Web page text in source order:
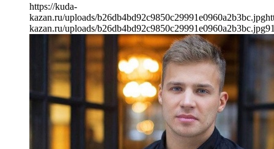
https://kuda-
kazan.ru/uploads/b26db4bd92c9850c29991e0960a2b3bc.jpg
kazan.ru/uploads/b26db4bd92c9850c29991e0960a2b3bc.jpg